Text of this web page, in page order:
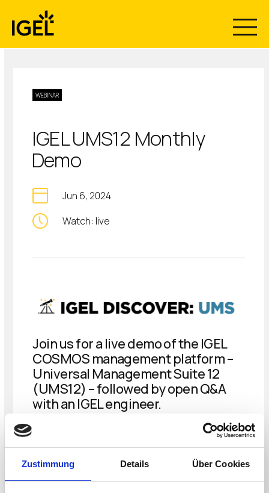
Zustimmung Details Über Cookies
content
WEBINAR
IGEL UMS12 Monthly
Demo
Jun 6, 2024
Watch: live
Join us for a live demo of the IGEL
COSMOS management platform –
Universal Management Suite 12
(UMS12) – followed by open Q&A
with an IGEL engineer.